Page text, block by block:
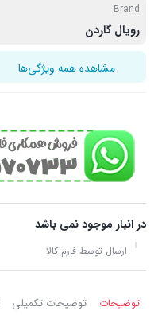
Brand
رویال گاردن
مشاهده همه ویژگی‌ها
در انبار موجود نمی باشد
ارسال توسط فارم کالا
توضیحات توضیحات تکمیلی